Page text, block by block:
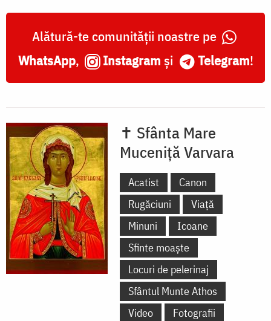
Alătură-te comunității noastre pe
WhatsApp, Instagram și Telegram!
✝ Sfânta Mare
Muceniță Varvara
Acatist
Canon
Rugăciuni
Viață
Minuni
Icoane
Sfinte moaște
Locuri de pelerinaj
Sfântul Munte Athos
Video
Fotografii